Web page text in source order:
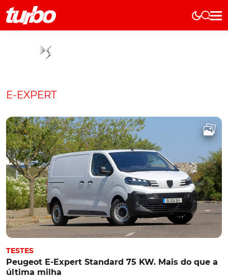
Elétricos
Marcas
Comerciais
Curiosidades
Elétricos
Técnica
Testes
E-EXPERT
TESTES
Peugeot E-Expert Standard 75 KW. Mais do que a
última milha